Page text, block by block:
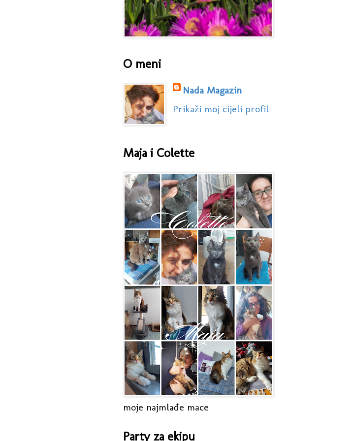
O meni
Nada Magazin
Prikaži moj cijeli profil
Maja i Colette
moje najmlađe mace
Party za ekipu